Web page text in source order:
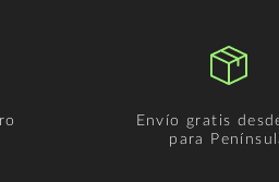
Envío gratis
para